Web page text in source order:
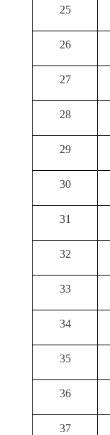
25
26
27
28
29
30
31
32
33
34
35
36
37